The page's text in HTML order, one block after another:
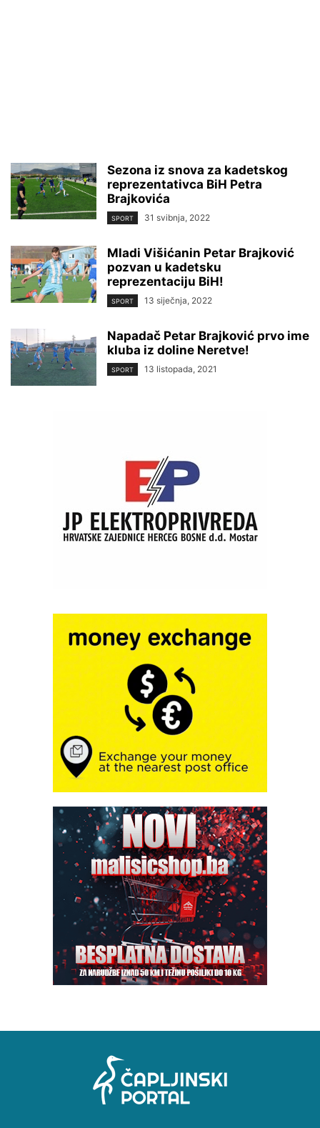
Sezona iz snova za kadetskog
reprezentativca BiH Petra
Brajkovića
SPORT 31 svibnja, 2022
Mladi Višićanin Petar Brajković
pozvan u kadetsku
reprezentaciju BiH!
SPORT 13 siječnja, 2022
Napadač Petar Brajković prvo ime
kluba iz doline Neretve!
SPORT 13 listopada, 2021